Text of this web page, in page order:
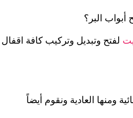
البر؟
لفتح وتبديل وتركيب كافة اقفال
ومنها العادية ونقوم أيضاً